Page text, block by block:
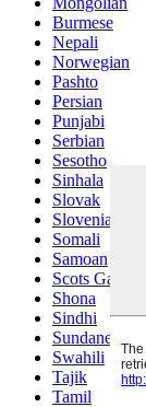
Burmese
Nepali
Norwegian
Pashto
Persian
Punjabi
Serbian
Sesotho
Sinhala
Slovak
Slovenian
Somali
Samoan
Scots Gaelic
Shona
Sindhi
Sundanese
Swahili
Tajik
Tamil